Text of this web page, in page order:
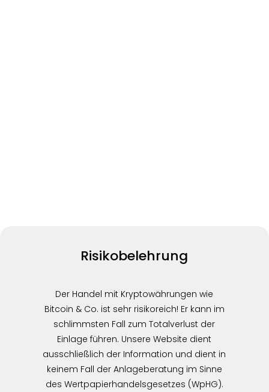
Risikobelehrung
Der Handel mit Kryptowährungen wie
Bitcoin & Co. ist sehr risikoreich! Er kann im
schlimmsten Fall zum Totalverlust der
Einlage führen. Unsere Website dient
ausschließlich der Information und dient in
keinem Fall der Anlageberatung im Sinne
des Wertpapierhandelsgesetzes (WpHG).